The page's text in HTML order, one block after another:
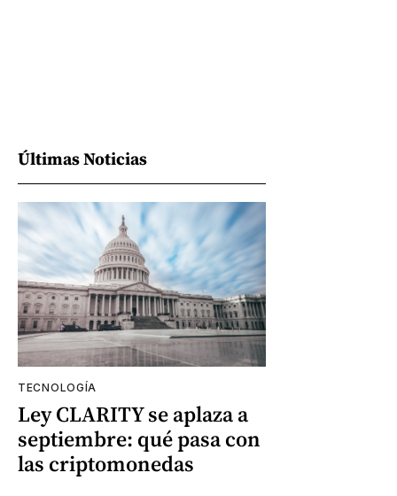
Últimas Noticias
TECNOLOGÍA
Ley CLARITY se aplaza a
septiembre: qué pasa con
las criptomonedas